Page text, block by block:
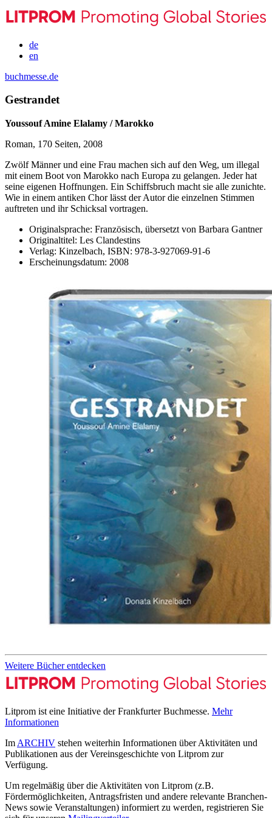
de
en
buchmesse.de
Gestrandet
Youssouf Amine Elalamy / Marokko
Roman, 170 Seiten, 2008
Zwölf Männer und eine Frau machen sich auf den Weg, um illegal
mit einem Boot von Marokko nach Europa zu gelangen. Jeder hat
seine eigenen Hoffnungen. Ein Schiffsbruch macht sie alle zunichte.
Wie in einem antiken Chor lässt der Autor die einzelnen Stimmen
auftreten und ihr Schicksal vortragen.
Originalsprache: Französisch, übersetzt von Barbara Gantner
Originaltitel: Les Clandestins
Verlag: Kinzelbach, ISBN: 978-3-927069-91-6
Erscheinungsdatum: 2008
Weitere Bücher entdecken
Litprom ist eine Initiative der Frankfurter Buchmesse. Mehr
Informationen
Im ARCHIV stehen weiterhin Informationen über Aktivitäten und
Publikationen aus der Vereinsgeschichte von Litprom zur
Verfügung.
Um regelmäßig über die Aktivitäten von Litprom (z.B.
Fördermöglichkeiten, Antragsfristen und andere relevante Branchen-
News sowie Veranstaltungen) informiert zu werden, registrieren Sie